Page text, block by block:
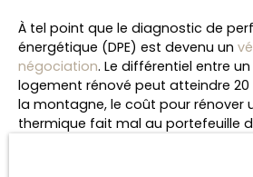
À tel point que le diagnostic de
énergétique (DPE) est devenu un
négociation. Le différentiel entre
logement rénové peut atteindre 20
la montagne, le coût pour rénover
thermique fait mal au portefeuille